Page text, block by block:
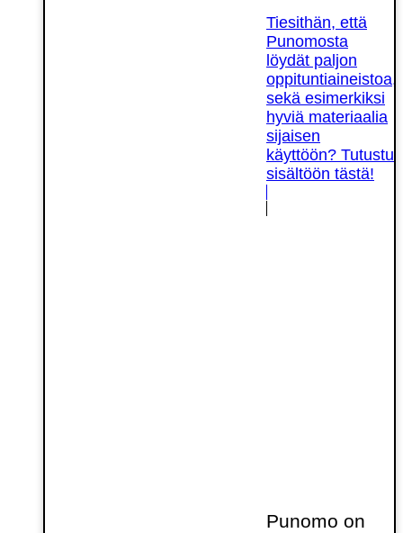
Tiesithän, että
Punomosta
löydät paljon
oppituntiaineistoa,
sekä esimerkiksi
hyviä materiaalia
sijaisen
käyttöön? Tutustu
sisältöön tästä!
Punomo on